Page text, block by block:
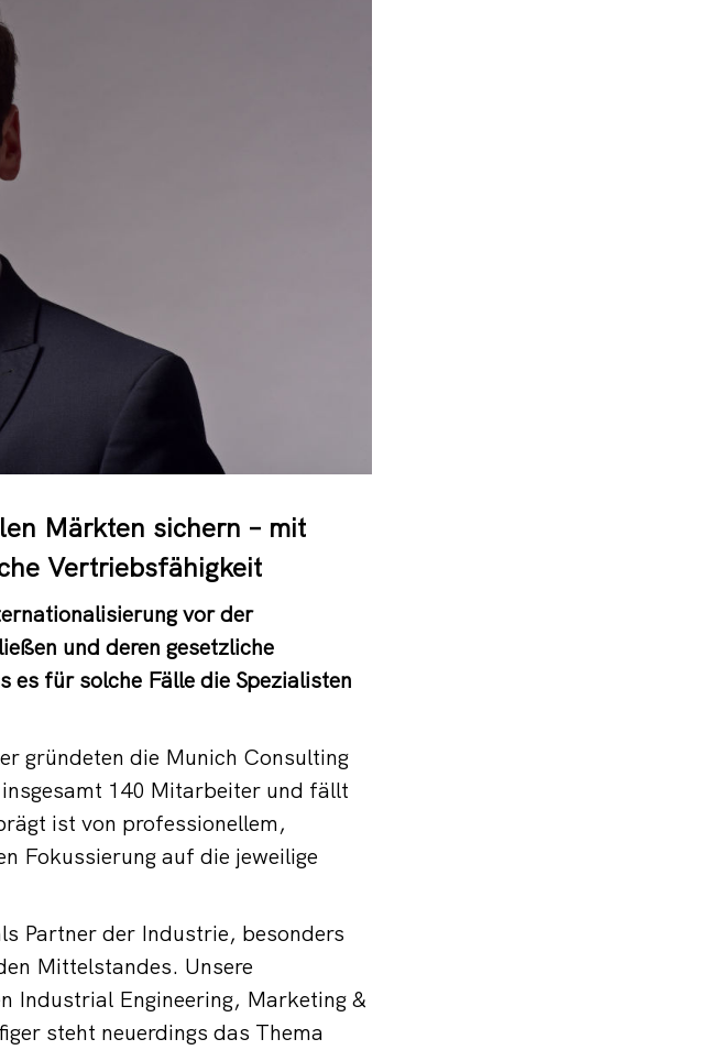
Märkten sichern – mit
Vertriebsfähigkeit
vor der
und deren gesetzliche
es für solche Fälle die Spezialisten
gründeten die Munich Consulting
140 Mitarbeiter und fällt
ist von professionellem,
Fokussierung auf die jeweilige
Partner der Industrie, besonders
Mittelstandes. Unsere
Industrial Engineering, Marketing &
steht neuerdings das Thema